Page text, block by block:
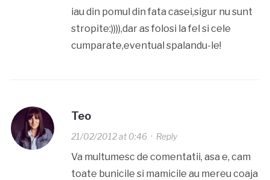
iau din pomul din fata casei,sigur nu sunt
stropite:)))),dar as folosi la fel si cele
cumparate,eventual spalandu-le!
Teo
21/02/2012 at 0:46· Reply
Va multumesc de comentatii, asa e, cam
toate bunicile si mamicile au mereu coaja